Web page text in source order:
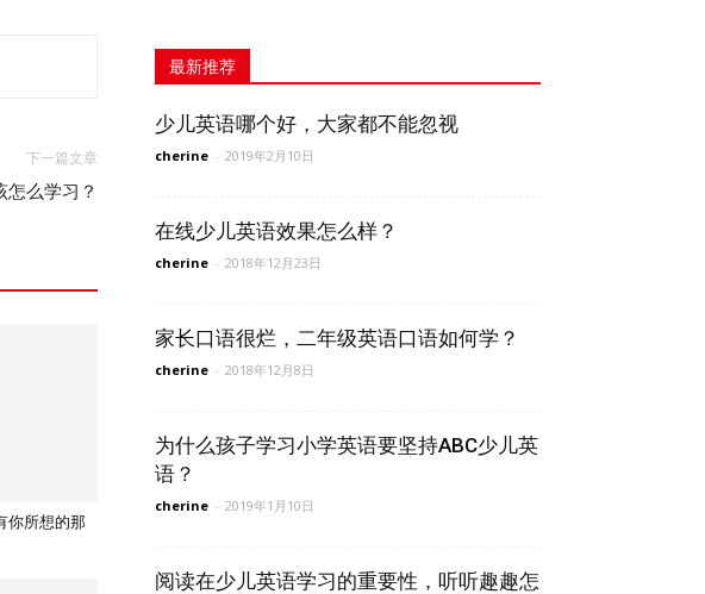
下一篇文章
么学习？
你所想的那
最新推荐
少儿英语哪个好，大家都不能忽视
cherine - 2019年2月10日
在线少儿英语效果怎么样？
cherine - 2018年12月23日
家长口语很烂，二年级英语口语如何学？
cherine - 2018年12月8日
为什么孩子学习小学英语要坚持ABC少儿英
语？
cherine - 2019年1月10日
阅读在少儿英语学习的重要性，听听趣趣怎